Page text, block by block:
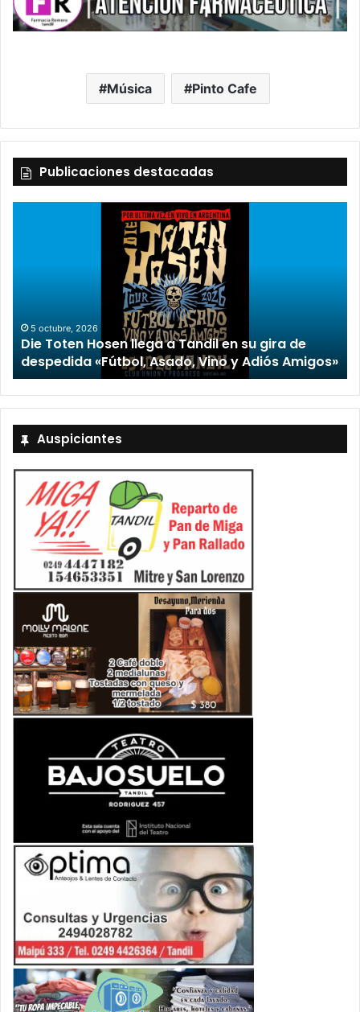
Música Pinto Cafe
Publicaciones destacadas
“TIRRIA” llega a Tandil con un elenco de lujo
encabezado por Capusotto, Spregelburd y
Stefani
Auspiciantes